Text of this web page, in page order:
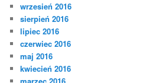
wrzesień 2016
sierpień 2016
lipiec 2016
czerwiec 2016
maj 2016
kwiecień 2016
marzec 2016